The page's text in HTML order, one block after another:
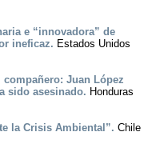
e “innovadora” de
ineficaz. Estados Unidos
Juan López
sido asesinado. Honduras
la Crisis Ambiental”. Chile